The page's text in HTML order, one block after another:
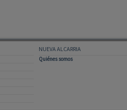
NUEVA ALCARRIA
Quiénes somos